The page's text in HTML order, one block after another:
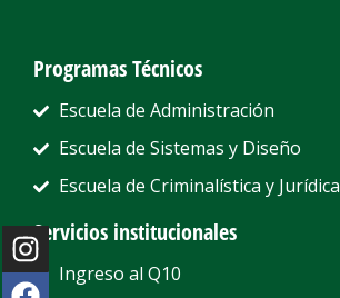
Programas Técnicos
Escuela de Administración
Escuela de Sistemas y Diseño
Escuela de Criminalística y Jurídica
Servicios institucionales
Ingreso al Q10